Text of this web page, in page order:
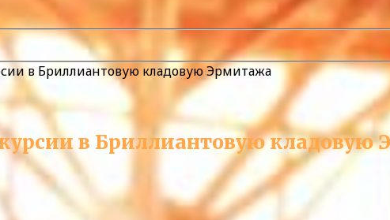
в Бриллиантовую кладовую Эрмитажа
в Бриллиантовую